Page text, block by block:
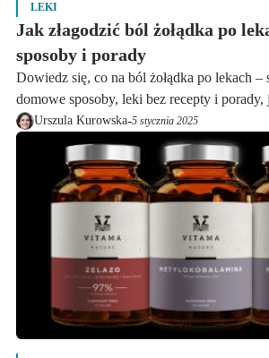
LEKI
Jak złagodzić ból żołądka po
sposoby i porady
Dowiedz się, co na ból żołądka po lekach –
domowe sposoby, leki bez recepty i porady,
dolegliwości. Skuteczna pomoc w jednym
Urszula Kurowska-5 stycznia 2025